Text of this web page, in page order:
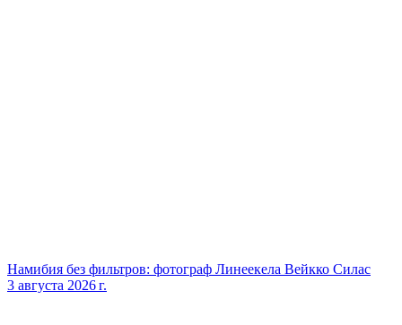
Намибия без фильтров: фотограф Линеекела Вейкко Силас
3 августа 2026 г.